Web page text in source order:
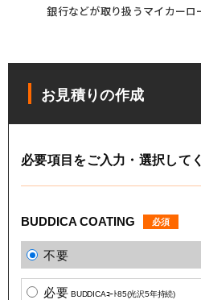
銀行などが取り扱うマイカーロ
お見積りの作成
必要項目をご入力・選択して
BUDDICA COATING 必須
不要
必要 BUDDICAｺｰﾄ85(光沢5年持続)